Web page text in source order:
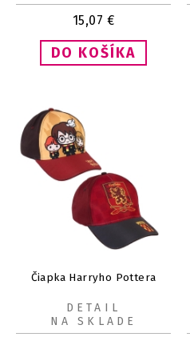
15,07 €
Čiapka Harryho Pottera
DETAIL
NA SKLADE